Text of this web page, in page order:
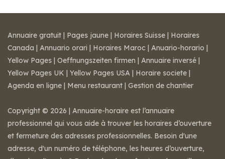
Annuaire gratuit | Pages jaune | Horaires Suisse | Horaires
Canada | Annuario orari | Horaires Maroc | Anuario-horario |
Yellow Pages | Oeffnungszeiten firmen | Annuaire inversé |
Yellow Pages UK | Yellow Pages USA | Horaire societe |
Agenda en ligne | Menu restaurant | Gestion de chantier
Copyright © 2026 | Annuaire-horaire est l’annuaire
professionnel qui vous aide à trouver les horaires d’ouverture
et fermeture des adresses professionnelles. Besoin d'une
adresse, d'un numéro de téléphone, les heures d’ouverture,